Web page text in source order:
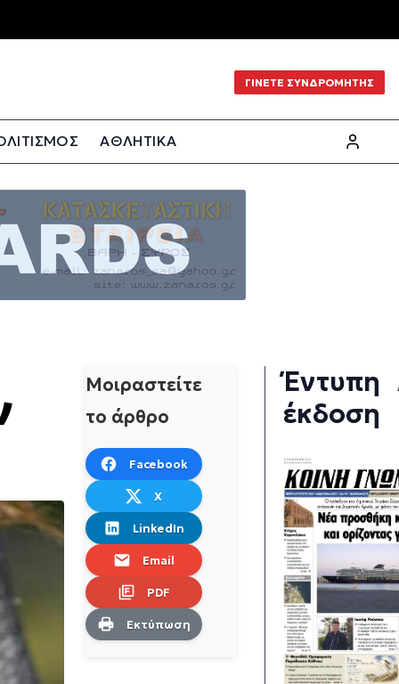
ΓΙΝΕΤΕ ΣΥΝΔΡΟΜΗΤΗΣ
ΑΘΛΗΤΙΚΑ
Μοιραστείτε
το άρθρο
Facebook
X
LinkedIn
Email
PDF
Εκτύπωση
Έντυπη
έκδοση